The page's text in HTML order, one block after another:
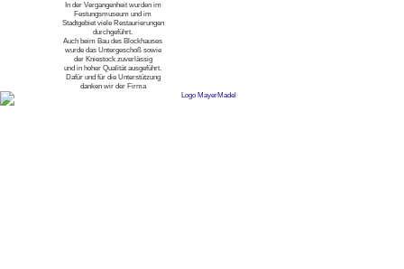
In der Vergangenheit wurden im
Festungsmuseum und im
Stadtgebiet viele Restaurierungen
durchgeführt.
Auch beim Bau des Blockhauses
wurde das Untergeschoß sowie
der Kniestock zuverlässig
und in hoher Qualität ausgeführt.
Dafür und für die Unterstützung
danken wir der Firma